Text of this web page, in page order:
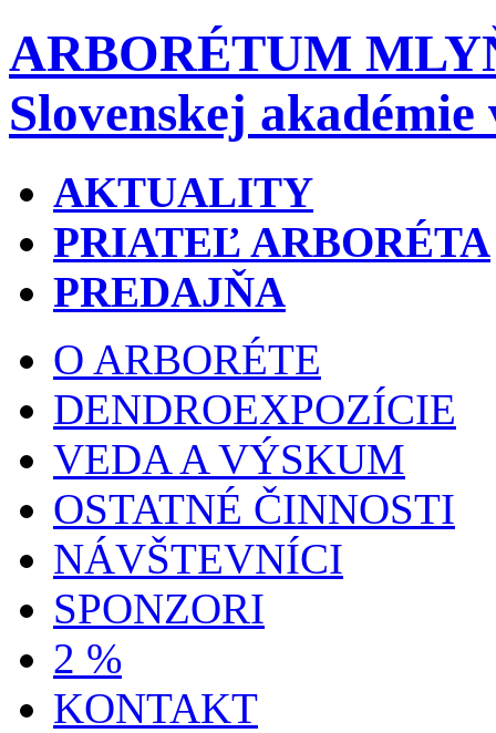
ARBORÉTUM
Slovenskej akadémie
AKTUALITY
PRIATEĽ ARBORÉTA
PREDAJŇA
O ARBORÉTE
DENDROEXPOZÍCIE
VEDA A VÝSKUM
OSTATNÉ ČINNOSTI
NÁVŠTEVNÍCI
SPONZORI
2 %
KONTAKT